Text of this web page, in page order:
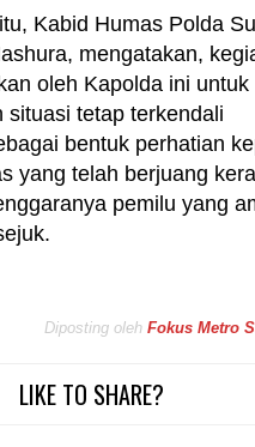
Kabid Humas Polda
mengatakan,
oleh Kapolda ini untuk
situasi tetap terkendali
bentuk perhatian
yang telah berjuang
pemilu yang
Diposting oleh Fokus Metro
LIKE TO SHARE?